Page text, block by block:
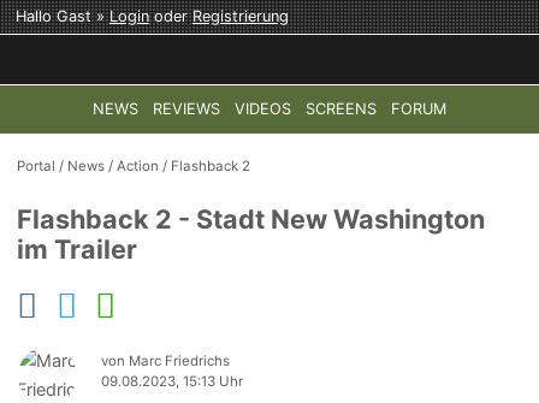
Hallo Gast »LoginoderRegistrierung
NEWS REVIEWS VIDEOS SCREENS FORUM
TOP-THEMEN: COD: MODERN WARFARE 4 HALO:
Portal / News /Action / Flashback 2
Flashback 2 - Stadt New Washington
im Trailer
von Marc Friedrichs
09.08.2023, 15:13 Uhr